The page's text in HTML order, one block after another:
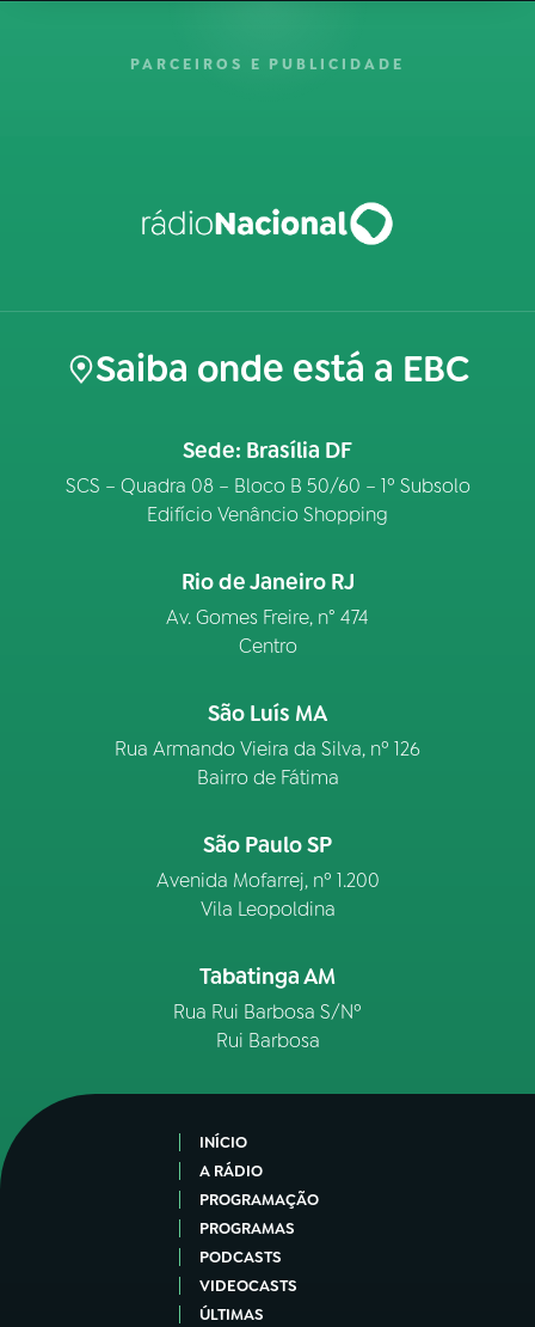
PARCEIROS E PUBLICIDADE
Saiba onde está a EBC
Sede: Brasília DF
SCS – Quadra 08 – Bloco B 50/60 – 1º Subsolo
Edifício Venâncio Shopping
Rio de Janeiro RJ
Av. Gomes Freire, n° 474
Centro
São Luís MA
Rua Armando Vieira da Silva, nº 126
Bairro de Fátima
São Paulo SP
Avenida Mofarrej, nº 1.200
Vila Leopoldina
Tabatinga AM
Rua Rui Barbosa S/Nº
Rui Barbosa
INÍCIO
A RÁDIO
PROGRAMAÇÃO
PROGRAMAS
PODCASTS
VIDEOCASTS
ÚLTIMAS